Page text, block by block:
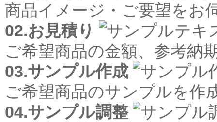
商品イメージ・ご要望をお
02.お見積り
ご希望商品の金額、参考納
03.サンプル作成
ご希望商品のサンプルを作
04.サンプル調整